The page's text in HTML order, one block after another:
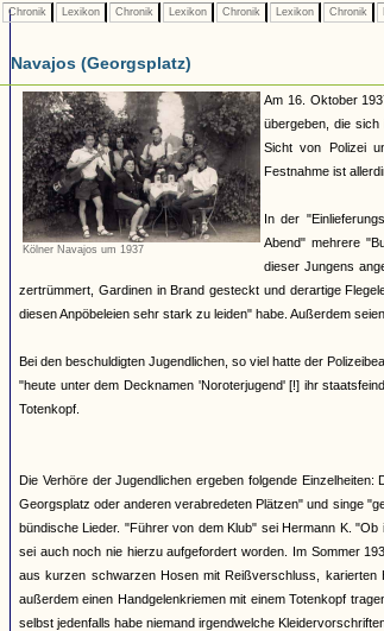
Chronik Lexikon Chronik Lexikon Chronik Lexikon Chronik
Navajos (Georgsplatz)
Kölner Navajos um 1937
Am 16. Oktober
übergeben, die
Sicht von Polizei
Festnahme ist
In der
Abend" mehrere
dieser Jungens
zertrümmert, Gardinen in Brand gesteckt und derartige
diesen Anpöbeleien sehr stark zu leiden" habe. Außerdem
Bei den beschuldigten Jugendlichen, so viel hatte der
"heute unter dem Decknamen 'Noroterjugend' [!] ihr
Totenkopf.
Die Verhöre der Jugendlichen ergeben folgende
Georgsplatz oder anderen verabredeten Plätzen" und singe
bündische Lieder. "Führer von dem Klub" sei Hermann K.
sei auch noch nie hierzu aufgefordert worden. Im Sommer
aus kurzen schwarzen Hosen mit Reißverschluss, karierten
außerdem einen Handgelenkriemen mit einem Totenkopf
selbst jedenfalls habe niemand irgendwelche